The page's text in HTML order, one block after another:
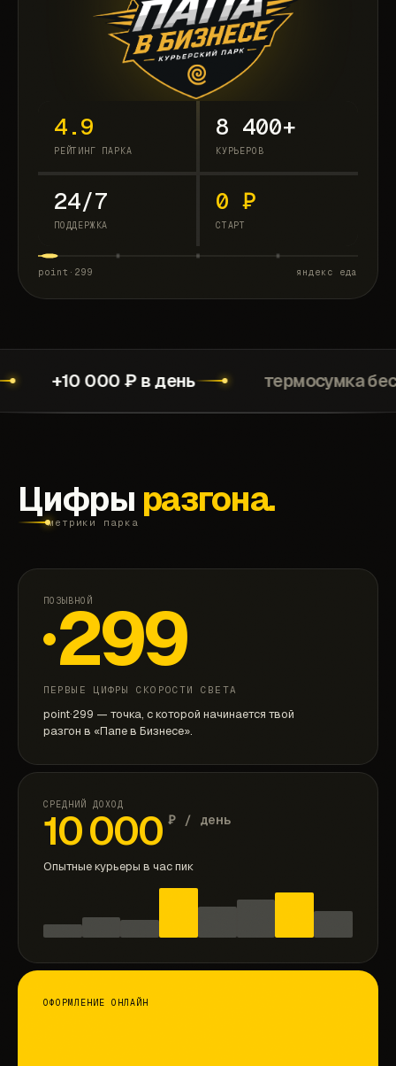
4.9
РЕЙТИНГ ПАРКА
8 400+
КУРЬЕРОВ
24/7
ПОДДЕРЖКА
0 ₽
СТАРТ
point·299 яндекс еда
000 ₽ в день термосумка бесплатно
Цифры разгона.
метрики парка
ПОЗЫВНОЙ
299
ПЕРВЫЕ ЦИФРЫ СКОРОСТИ СВЕТА
point·299 — точка, с которой начинается твой
разгон в «Папе в Бизнесе».
СРЕДНИЙ ДОХОД
10 000 ₽ / день
Опытные курьеры в час пик
ОФОРМЛЕНИЕ ОНЛАЙН